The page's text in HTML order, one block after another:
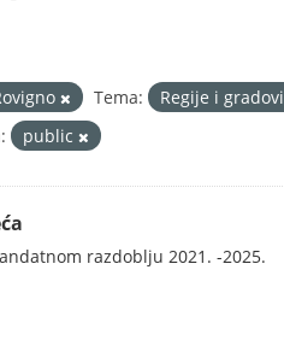
Tema: Regije i gradovi
public
razdoblju 2021. -2025.